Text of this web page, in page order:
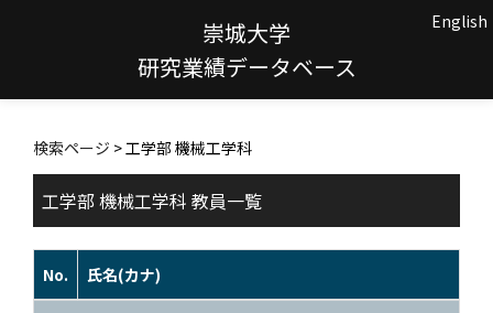
崇城大学
研究業績データベース
English
検索ページ > 工学部 機械工学科
工学部 機械工学科 教員一覧
No. 氏名(カナ)